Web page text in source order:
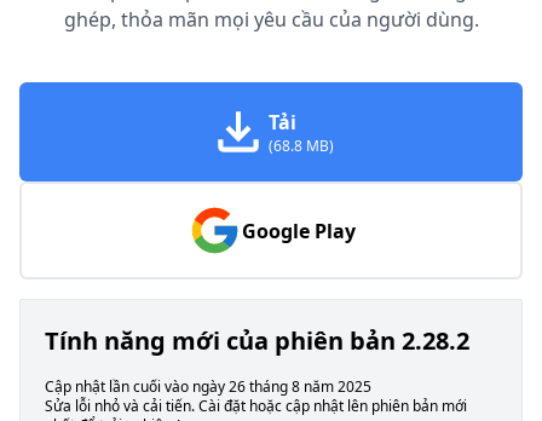
ghép, thỏa mãn mọi yêu cầu của người dùng.
Tải
(68.8 MB)
Google Play
Tính năng mới của phiên bản 2.28.2
Cập nhật lần cuối vào ngày 26 tháng 8 năm 2025
Sửa lỗi nhỏ và cải tiến. Cài đặt hoặc cập nhật lên phiên bản mới